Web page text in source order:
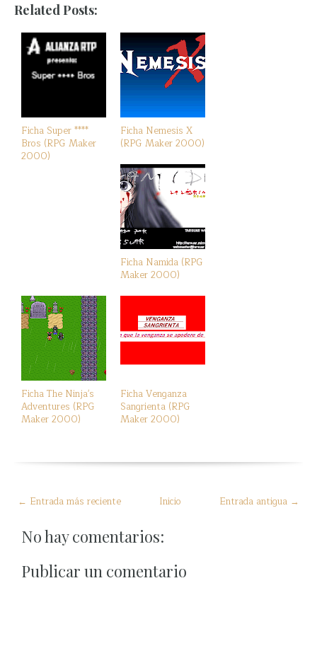
Related Posts:
Ficha Super ****
Bros (RPG Maker
2000)
Ficha Nemesis X
(RPG Maker 2000)
Ficha Namida (RPG
Maker 2000)
Ficha The Ninja's
Adventures (RPG
Maker 2000)
Ficha Venganza
Sangrienta (RPG
Maker 2000)
← Entrada más reciente Entrada antigua →
Inicio
No hay comentarios:
Publicar un comentario